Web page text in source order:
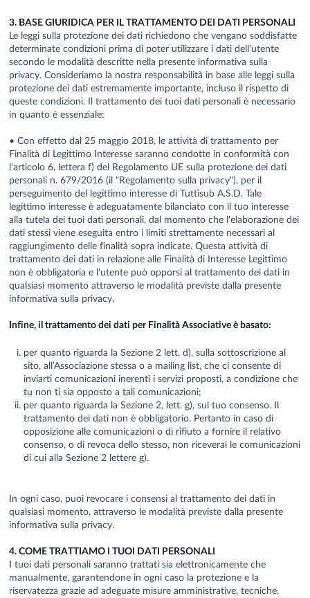
3. BASE GIURIDICA PER IL TRATTAMENTO DEI DATI PERSONALI
Le leggi sulla protezione dei dati richiedono che vengano soddisfatte
determinate condizioni prima di poter utilizzare i dati dell'utente
secondo le modalità descritte nella presente informativa sulla
privacy. Consideriamo la nostra responsabilità in base alle leggi sulla
protezione dei dati estremamente importante, incluso il rispetto di
queste condizioni. Il trattamento dei tuoi dati personali è necessario
in quanto è essenziale:
• Con effetto dal 25 maggio 2018, le attività di trattamento per
Finalità di Legittimo Interesse saranno condotte in conformità con
l'articolo 6, lettera f) del Regolamento UE sulla protezione dei dati
personali n. 679/2016 (il "Regolamento sulla privacy"), per il
perseguimento del legittimo interesse di Tuttisub A.S.D. Tale
legittimo interesse è adeguatamente bilanciato con il tuo interesse
alla tutela dei tuoi dati personali, dal momento che l'elaborazione dei
dati stessi viene eseguita entro i limiti strettamente necessari al
raggiungimento delle finalità sopra indicate. Questa attività di
trattamento dei dati in relazione alle Finalità di Interesse Legittimo
non è obbligatoria e l'utente può opporsi al trattamento dei dati in
qualsiasi momento attraverso le modalità previste dalla presente
informativa sulla privacy.
Infine, il trattamento dei dati per Finalità Associative è basato:
per quanto riguarda la Sezione 2 lett. d), sulla sottoscrizione al
sito, all’Associazione stessa o a mailing list, che ci consente di
inviarti comunicazioni inerenti i servizi proposti, a condizione che
tu non ti sia opposto a tali comunicazioni;
per quanto riguarda la Sezione 2, lett. g), sul tuo consenso. Il
trattamento dei dati non è obbligatorio. Pertanto in caso di
opposizione alle comunicazioni o di rifiuto a fornire il relativo
consenso, o di revoca dello stesso, non riceverai le comunicazioni
di cui alla Sezione 2 lettere g).
In ogni caso, puoi revocare i consensi al trattamento dei dati in
qualsiasi momento, attraverso le modalità previste dalla presente
informativa sulla privacy.
4. COME TRATTIAMO I TUOI DATI PERSONALI
I tuoi dati personali saranno trattati sia elettronicamente che
manualmente, garantendone in ogni caso la protezione e la
riservatezza grazie ad adeguate misure amministrative, tecniche,